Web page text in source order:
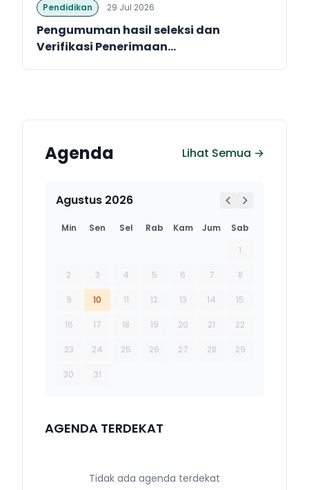
Pendidikan 29 Jul 2026
Pengumuman hasil seleksi dan
Verifikasi Penerimaan...
Agenda Lihat Semua →
Agustus 2026
Min Sen Sel Rab Kam Jum
Sab
1
2 3 4 5 6 7 8
9 10 11 12 13 14 15
16 17 18 19 20 21 22
23 24 25 26 27 28 29
30 31
AGENDA TERDEKAT
Tidak ada agenda terdekat